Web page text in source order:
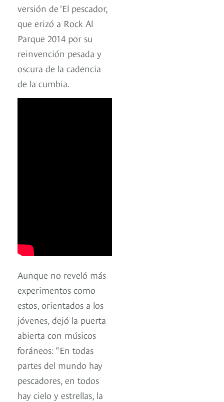
versión de ‘El pescador,
que erizó a Rock Al
Parque 2014 por su
reinvención pesada y
oscura de la cadencia
de la cumbia.
Aunque no reveló más
experimentos como
estos, orientados a los
jóvenes, dejó la puerta
abierta con músicos
foráneos: “En todas
partes del mundo hay
pescadores, en todos
hay cielo y estrellas, la